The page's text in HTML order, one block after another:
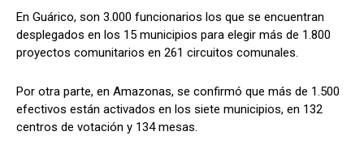
En Guárico, son 3.000 funcionarios los que se encuentran
desplegados en los 15 municipios para elegir más de 1.800
proyectos comunitarios en 261 circuitos comunales.
Por otra parte, en Amazonas, se confirmó que más de 1.500
efectivos están activados en los siete municipios, en 132
centros de votación y 134 mesas.